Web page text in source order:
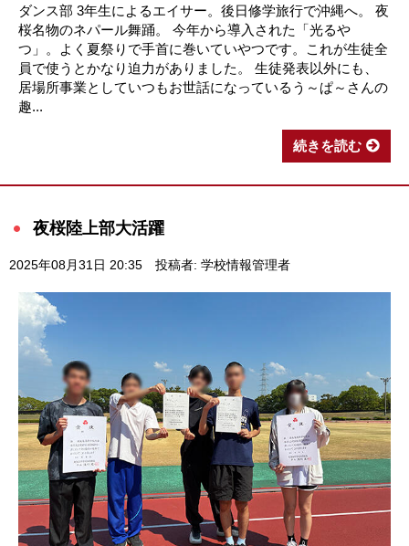
ダンス部 3年生によるエイサー。後日修学旅行で沖縄へ。 夜
桜名物のネパール舞踊。 今年から導入された「光るや
つ」。よく夏祭りで手首に巻いていやつです。これが生徒全
員で使うとかなり迫力がありました。 生徒発表以外にも、
居場所事業としていつもお世話になっているう～ぱ～さんの
趣...
続きを読む
夜桜陸上部大活躍
2025年08月31日 20:35 投稿者: 学校情報管理者